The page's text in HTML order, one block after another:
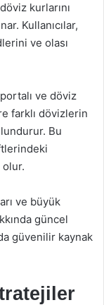
kurlarını
Kullanıcılar,
ve olası
ve döviz
farklı dövizlerin
Bu
olur.
ve büyük
güncel
güvenilir kaynak